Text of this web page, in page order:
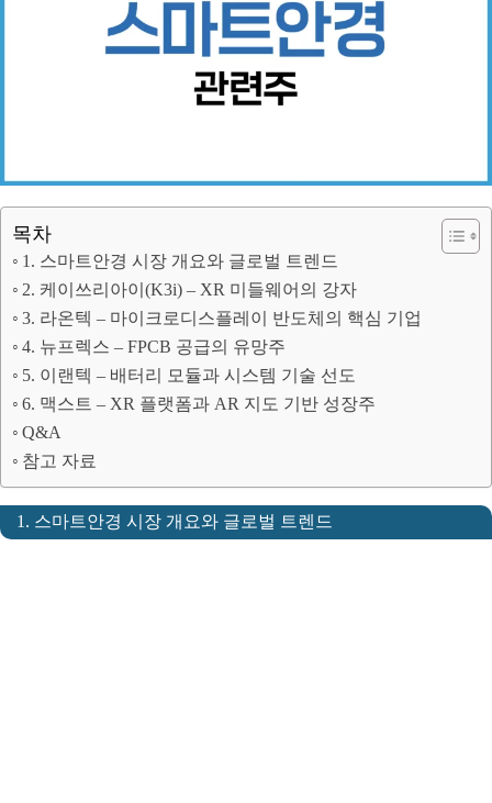
목차
1. 스마트안경 시장 개요와 글로벌 트렌드
2. 케이쓰리아이(K3i) – XR 미들웨어의 강자
3. 라온텍 – 마이크로디스플레이 반도체의 핵심 기업
4. 뉴프렉스 – FPCB 공급의 유망주
5. 이랜텍 – 배터리 모듈과 시스템 기술 선도
6. 맥스트 – XR 플랫폼과 AR 지도 기반 성장주
Q&A
참고 자료
1. 스마트안경 시장 개요와 글로벌 트렌드